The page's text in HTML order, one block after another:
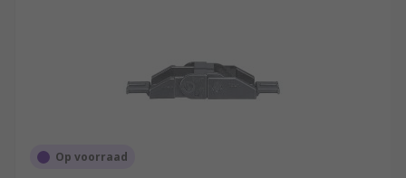
Op voorraad